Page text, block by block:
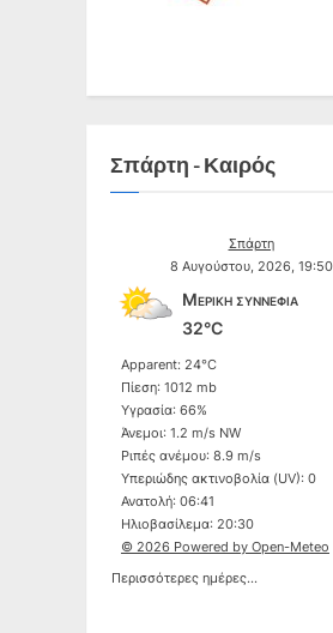
Σπάρτη - Καιρός
Σπάρτη
8 Αυγούστου, 2026, 19:50
Μερική συννεφιά
32°C
Apparent: 24°C
Πίεση: 1012 mb
Υγρασία: 66%
Άνεμοι: 1.2 m/s NW
Ριπές ανέμου: 8.9 m/s
Υπεριώδης ακτινοβολία (UV): 0
Ανατολή: 06:41
Ηλιοβασίλεμα: 20:30
© 2026 Powered by Open-Meteo
Περισσότερες ημέρες...